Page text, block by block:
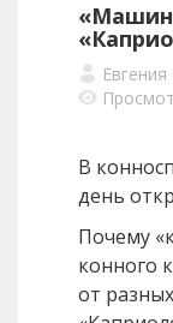
«Машин
В
день
Почему
конного
от